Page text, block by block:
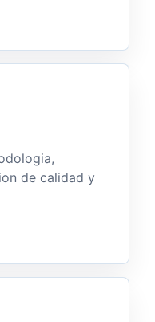
de calidad y